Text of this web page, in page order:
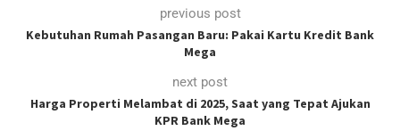
previous post
Kebutuhan Rumah Pasangan Baru: Pakai Kartu Kredit Bank
Mega
next post
Harga Properti Melambat di 2025, Saat yang Tepat Ajukan
KPR Bank Mega